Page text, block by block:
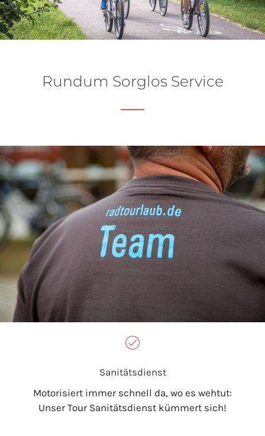
Rundum Sorglos Service
Sanitätsdienst
Motorisiert immer schnell da, wo es wehtut:
Unser Tour Sanitätsdienst kümmert sich!